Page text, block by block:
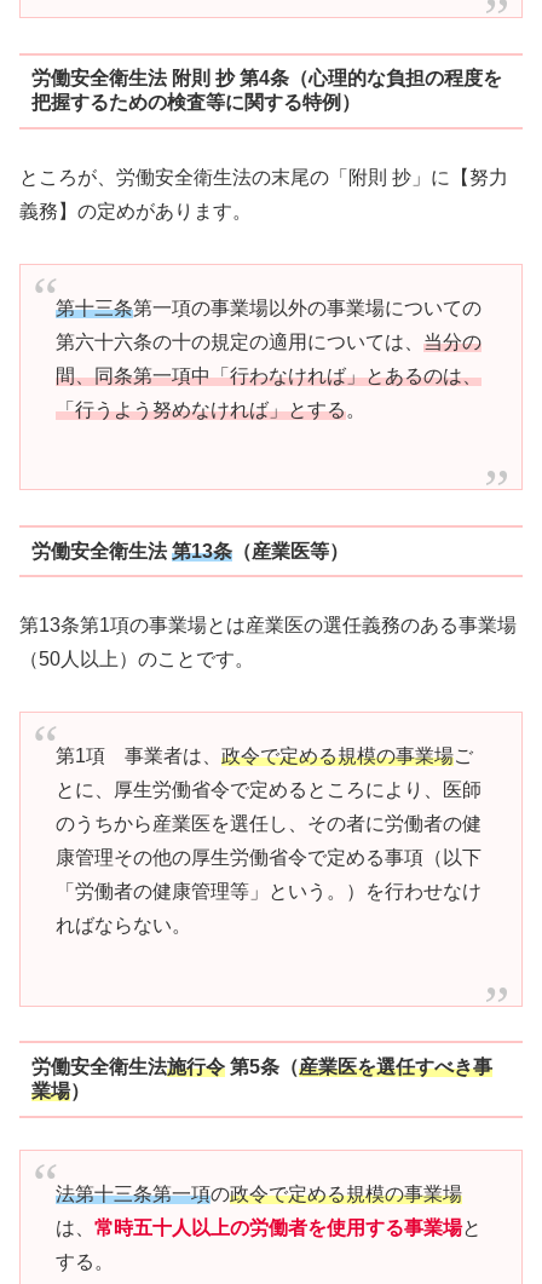
労働安全衛生法 附則 抄 第4条（心理的な負担の程度を
把握するための検査等に関する特例）
ところが、労働安全衛生法の末尾の「附則 抄」に【努力
義務】の定めがあります。
第十三条第一項の事業場以外の事業場についての
第六十六条の十の規定の適用については、 当分の
間、同条第一項中「行わなければ」とあるのは、
「行うよう努めなければ」とする。
労働安全衛生法第13条（産業医等）
第13条第1項の事業場とは産業医の選任義務のある事業場
（50人以上）のことです。
第1項 事業者は、 政令で定める規模の事業場ご
とに、厚生労働省令で定めるところにより、医師
のうちから産業医を選任し、その者に労働者の健
康管理その他の厚生労働省令で定める事項（以下
「労働者の健康管理等」という。）を行わせなけ
ればならない。
労働安全衛生法施行令第5条（産業医を選任すべき事
業場）
法第十三条第一項の政令で定める規模の事業場
は、 常時五十人以上の労働者を使用する事業場と
する。